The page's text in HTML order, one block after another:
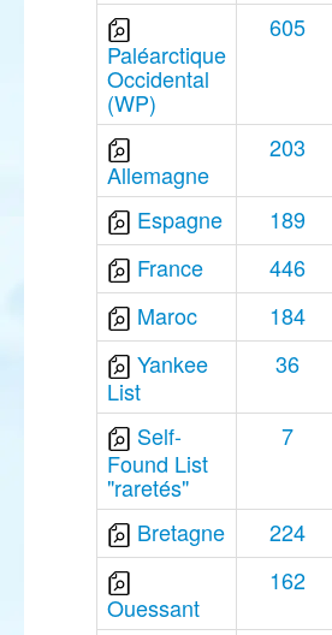
Paléarctique
Occidental
(WP)
605
Allemagne
203
Espagne 189
France
446
Maroc
184
Yankee
List
36
Self-
Found List
"raretés"
7
Bretagne 224
Ouessant
162